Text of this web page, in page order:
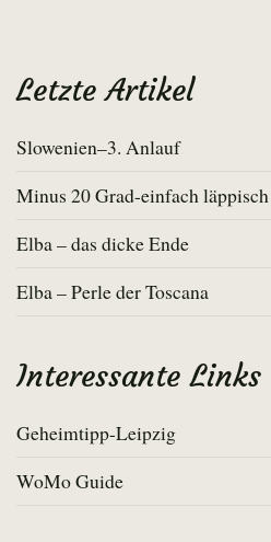
Letzte Artikel
Slowenien–3. Anlauf
Minus 20 Grad-einfach läppisch
Elba – das dicke Ende
Elba – Perle der Toscana
Interessante Links
Geheimtipp-Leipzig
WoMo Guide